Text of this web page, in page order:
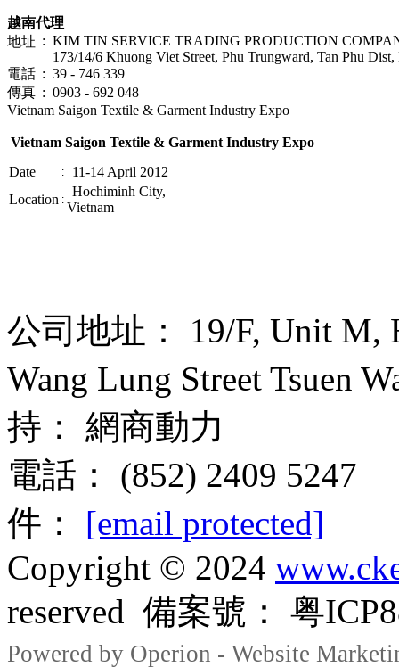
越南代理
地址 : KIM TIN SERVICE TRADING PRODUCTION
173/14/6 Khuong Viet Street, Phu Trungward, Tan Phu
電話 : 39 - 746 339
傳真 : 0903 - 692 048
Vietnam Saigon Textile & Garment Industry Expo
Vietnam Saigon Textile & Garment Industry Expo
Date
:
11-14 April 2012
Location :
Hochiminh City,
Vietnam
公司地址： 19/F, Unit M,
Wang Lung Street Tsuen
持： 網商動力
電話： (852) 2409
件： [email protected]
Copyright © 2024
reserved 備案號： 粤
Powered by Operion - Website